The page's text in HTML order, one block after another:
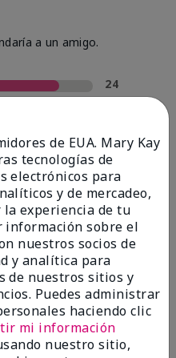
a un amigo.
24
0
2
0
de EUA. Mary Kay
tecnologías de
electrónicos para
y de mercadeo,
experiencia de tu
información sobre el
nuestros socios de
y analítica para
de nuestros sitios y
Puedes administrar
haciendo clic
mi información
nuestro sitio,